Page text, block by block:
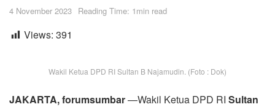
4 November 2023 Reading Time: 1min read
Views: 391
Wakil Ketua DPD RI Sultan B Najamudin. (Foto : Dok)
JAKARTA, forumsumbar—Wakil Ketua DPD RI Sultan